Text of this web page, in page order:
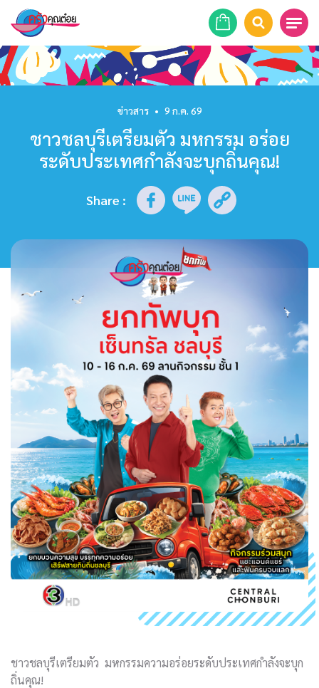
หน้าแรก
ร้านอาหาร
เคล็ดลับก้นครัว
บทความ
ข่าวสาร
ข่าวสาร • 9 ก.ค. 69
ชาวชลบุรีเตรียมตัว มหกรรม อร่อย
ระดับประเทศกำลังจะบุกถิ่นคุณ!
Share :
ชาวชลบุรีเตรียมตัว มหกรรมความอร่อยระดับประเทศกำลังจะบุก
ถิ่นคุณ!